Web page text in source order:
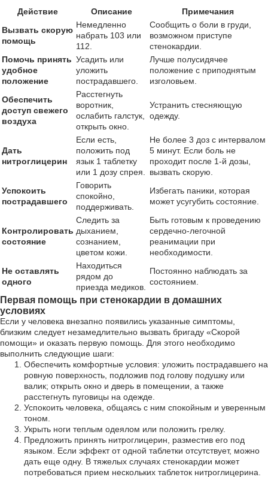
Действие Описание
Примечания
Вызвать скорую
помощь
Немедленно
набрать 103 или
112.
Сообщить о боли в груди,
возможном приступе
стенокардии.
Помочь принять
удобное
положение
Усадить или
уложить
пострадавшего.
Лучше полусидячее
положение с приподнятым
изголовьем.
Обеспечить
доступ свежего
воздуха
Расстегнуть
воротник,
ослабить галстук,
открыть окно.
Устранить стесняющую
одежду.
Дать
нитроглицерин
Если есть,
положить под
язык 1 таблетку
или 1 дозу спрея.
Не более 3 доз с интервалом
5 минут. Если боль не
проходит после 1-й дозы,
вызвать скорую.
Успокоить
пострадавшего
Говорить
спокойно,
поддерживать.
Избегать паники, которая
может усугубить состояние.
Контролировать
состояние
Следить за
дыханием,
сознанием,
цветом кожи.
Быть готовым к проведению
сердечно-легочной
реанимации при
необходимости.
Не оставлять
одного
Находиться
рядом до
приезда медиков.
Постоянно наблюдать за
состоянием.
Первая помощь при стенокардии в домашних
условиях
Если у человека внезапно появились указанные симптомы,
близким следует незамедлительно вызвать бригаду «Скорой
помощи» и оказать первую помощь. Для этого необходимо
выполнить следующие шаги:
Обеспечить комфортные условия: уложить пострадавшего на
ровную поверхность, подложив под голову подушку или
валик; открыть окно и дверь в помещении, а также
расстегнуть пуговицы на одежде.
Успокоить человека, общаясь с ним спокойным и уверенным
тоном.
Укрыть ноги теплым одеялом или положить грелку.
Предложить принять нитроглицерин, разместив его под
языком. Если эффект от одной таблетки отсутствует, можно
дать еще одну. В тяжелых случаях стенокардии может
потребоваться прием нескольких таблеток нитроглицерина.